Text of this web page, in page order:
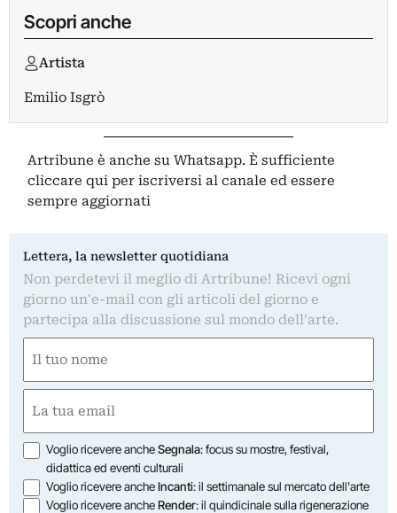
Scopri anche
Artista
Emilio Isgrò
Artribune è anche su Whatsapp. È sufficiente
cliccare qui per iscriversi al canale ed essere
sempre aggiornati
Lettera, la newsletter quotidiana
Non perdetevi il meglio di Artribune! Ricevi ogni
giorno un'e-mail con gli articoli del giorno e
partecipa alla discussione sul mondo dell'arte.
(Required)
First
(Required)
Opzioni
Voglio ricevere ancheSegnala: focus su mostre, festival,
didattica ed eventi culturali
Voglio ricevere ancheIncanti: il settimanale sul mercato dell'arte
Voglio ricevere ancheRender: il quindicinale sulla rigenerazione